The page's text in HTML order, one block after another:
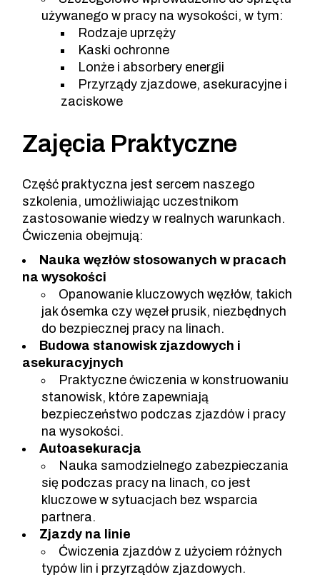
używanego w pracy na wysokości, w tym:
Rodzaje uprzęży
Kaski ochronne
Lonże i absorbery energii
Przyrządy zjazdowe, asekuracyjne i
zaciskowe
Zajęcia Praktyczne
Część praktyczna jest sercem naszego
szkolenia, umożliwiając uczestnikom
zastosowanie wiedzy w realnych warunkach.
Ćwiczenia obejmują:
Nauka węzłów stosowanych w pracach
na wysokości
Opanowanie kluczowych węzłów, takich
jak ósemka czy węzeł prusik, niezbędnych
do bezpiecznej pracy na linach.
Budowa stanowisk zjazdowych i
asekuracyjnych
Praktyczne ćwiczenia w konstruowaniu
stanowisk, które zapewniają
bezpieczeństwo podczas zjazdów i pracy
na wysokości.
Autoasekuracja
Nauka samodzielnego zabezpieczania
się podczas pracy na linach, co jest
kluczowe w sytuacjach bez wsparcia
partnera.
Zjazdy na linie
Ćwiczenia zjazdów z użyciem różnych
typów lin i przyrządów zjazdowych.